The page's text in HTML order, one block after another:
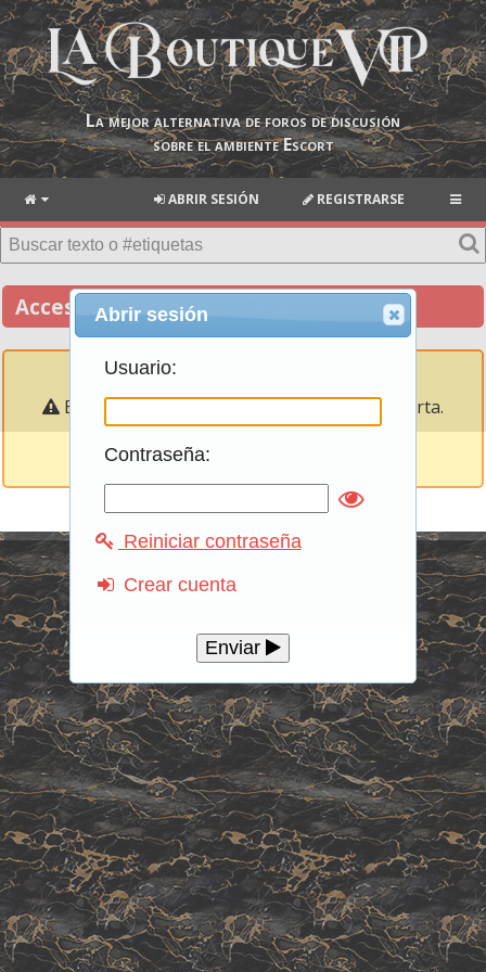
La mejor alternativa de foros de discusión
sobre el ambiente Escort
REGISTRARSE
ABRIR SESIÓN
Acceso negado
Error: esta página requiere una sesión abierta.
Favor de abrir sesión.
Abrir sesión
Usuario:
Contraseña:
Reiniciar contraseña
Crear cuenta
Enviar